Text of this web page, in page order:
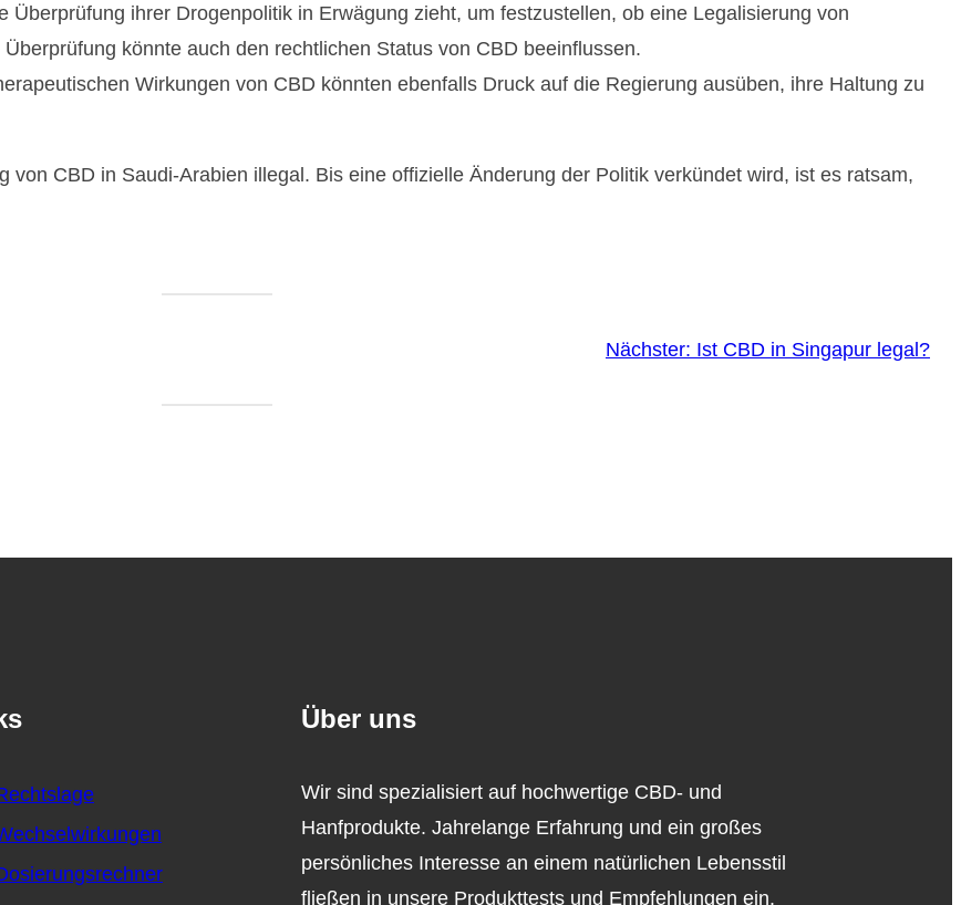
ihrer Drogenpolitik in Erwägung zieht, um festzustellen, ob eine Legalisierung von
könnte auch den rechtlichen Status von CBD beeinflussen.
Wirkungen von CBD könnten ebenfalls Druck auf die Regierung ausüben, ihre Haltung zu
von CBD in Saudi-Arabien illegal. Bis eine offizielle Änderung der Politik verkündet wird, ist es ratsam,
Nächster: Ist CBD in Singapur legal?
Über uns
Wir sind spezialisiert auf hochwertige CBD- und
Hanfprodukte. Jahrelange Erfahrung und ein großes
persönliches Interesse an einem natürlichen Lebensstil
fließen in unsere Produkttests und Empfehlungen ein.